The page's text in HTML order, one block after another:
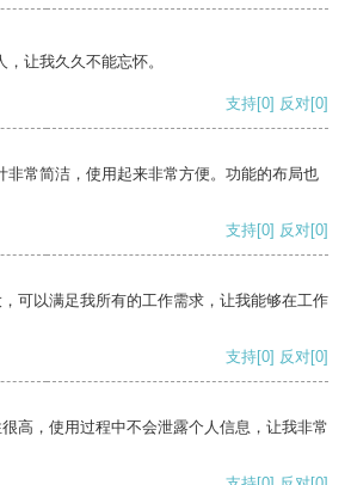
让我久久不能忘怀。
支持[0] 反对[0]
非常简洁，使用起来非常方便。功能的布局也
支持[0] 反对[0]
可以满足我所有的工作需求，让我能够在工作
支持[0] 反对[0]
高，使用过程中不会泄露个人信息，让我非常